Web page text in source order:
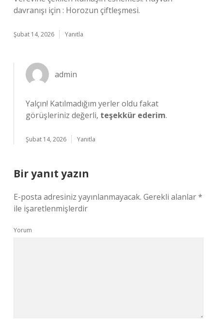
davranışı için : Horozun çiftleşmesi.
Şubat 14, 2026 Yanıtla
admin
Yalçın! Katılmadığım yerler oldu fakat
görüşleriniz değerli, teşekkür ederim.
Şubat 14, 2026 Yanıtla
Bir yanıt yazın
E-posta adresiniz yayınlanmayacak. Gerekli alanlar*
ile işaretlenmişlerdir
Yorum